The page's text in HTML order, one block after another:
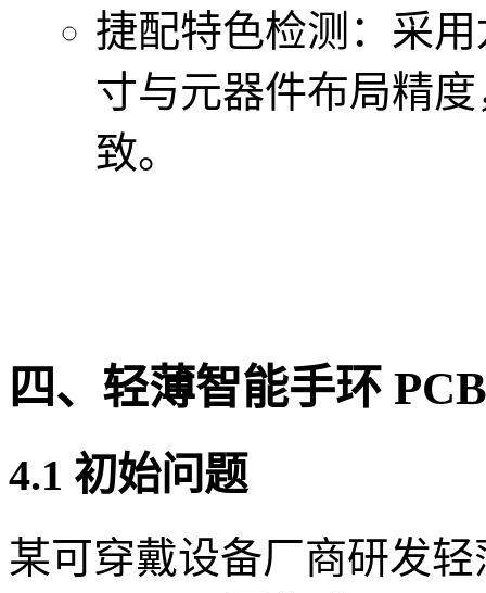
捷配特色检测：采
寸与元器件布局精
致。
四、轻薄智能手环
4.1 初始问题
某可穿戴设备厂商研发